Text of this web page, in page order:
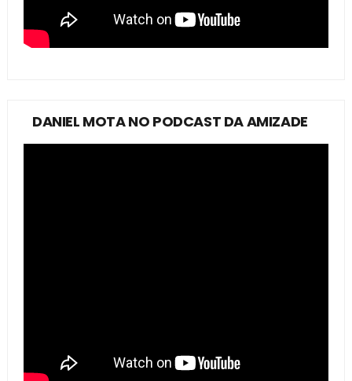
DANIEL MOTA NO PODCAST DA AMIZADE